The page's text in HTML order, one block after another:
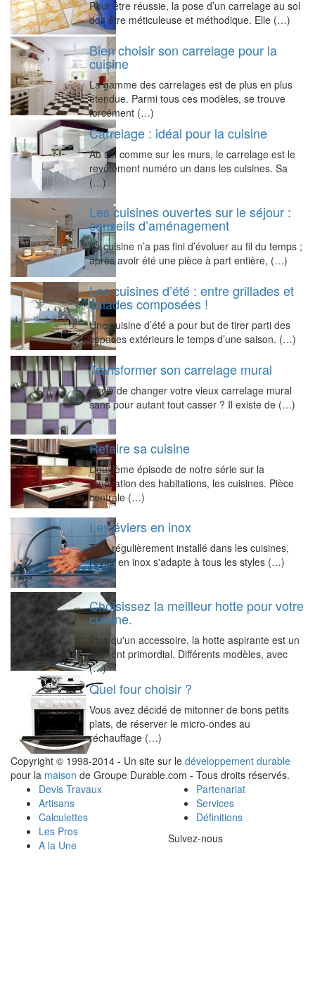
Pour être réussie, la pose d’un carrelage au sol
doit être méticuleuse et méthodique. Elle (…)
Bien choisir son carrelage pour la
cuisine
La gamme des carrelages est de plus en plus
étendue. Parmi tous ces modèles, se trouve
forcément (…)
Carrelage : idéal pour la cuisine
Au sol comme sur les murs, le carrelage est le
revêtement numéro un dans les cuisines. Sa
(…)
Les cuisines ouvertes sur le séjour :
conseils d’aménagement
La cuisine n’a pas fini d’évoluer au fil du temps ;
après avoir été une pièce à part entière, (…)
Les cuisines d’été : entre grillades et
salades composées !
Une cuisine d’été a pour but de tirer parti des
espaces extérieurs le temps d’une saison. (…)
Transformer son carrelage mural
Envie de changer votre vieux carrelage mural
sans pour autant tout casser ? Il existe de (…)
Refaire sa cuisine
Deuxième épisode de notre série sur la
rénovation des habitations, les cuisines. Pièce
centrale (…)
Les éviers en inox
Très régulièrement installé dans les cuisines,
l'évier en inox s'adapte à tous les styles (…)
Choisissez la meilleur hotte pour votre
cuisine.
Plus qu'un accessoire, la hotte aspirante est un
élément primordial. Différents modèles, avec
(…)
Quel four choisir ?
Vous avez décidé de mitonner de bons petits
plats, de réserver le micro-ondes au
réchauffage (…)
Copyright © 1998-2014 - Un site sur le développement durable
pour la maison de Groupe Durable.com - Tous droits réservés.
Devis Travaux
Artisans
Calculettes
Les Pros
A la Une
Partenariat
Services
Définitions
Suivez-nous